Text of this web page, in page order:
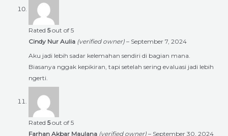
Rated 5out of 5
Cindy Nur Aulia (verified owner) – September 7, 2024
Aku jadi lebih sadar kelemahan sendiri di bagian mana.
Biasanya nggak kepikiran, tapi setelah sering evaluasi jadi lebih
ngerti.
Rated 5out of 5
Farhan Akbar Maulana (verified owner) – September 30, 2024